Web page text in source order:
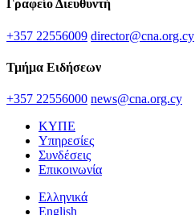
Γραφείο Διευθυντή
+357 22556009 director@cna.org.cy
Τμήμα Ειδήσεων
+357 22556000 news@cna.org.cy
ΚΥΠΕ
Υπηρεσίες
Συνδέσεις
Επικοινωνία
Ελληνικά
English